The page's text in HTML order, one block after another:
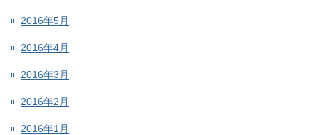
2016年5月
2016年4月
2016年3月
2016年2月
2016年1月